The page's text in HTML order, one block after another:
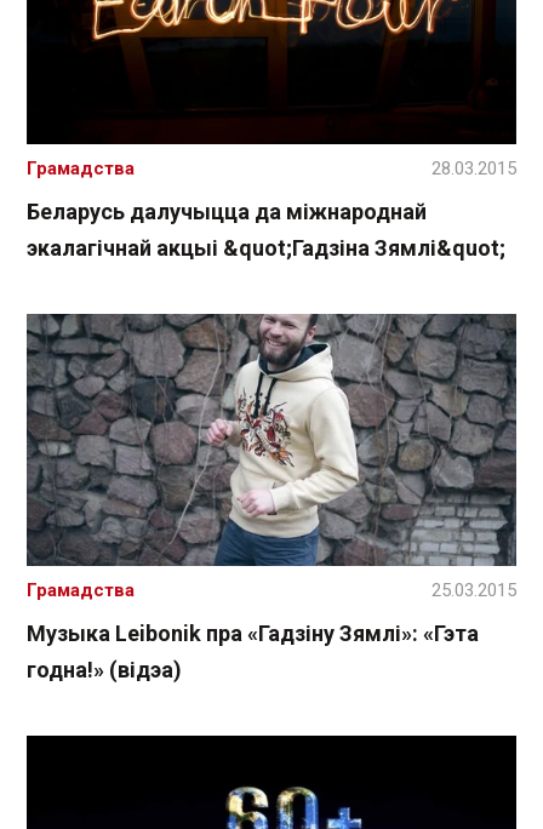
Беларусь далучыцца да міжнароднай
экалагічнай акцыі &quot;Гадзіна Зямлі&quot;
Грамадства 28.03.2015
Музыка Leibonik пра «Гадзіну Зямлі»: «Гэта
годна!» (відэа)
Грамадства 25.03.2015